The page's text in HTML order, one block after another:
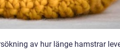
av hur länge hamstrar